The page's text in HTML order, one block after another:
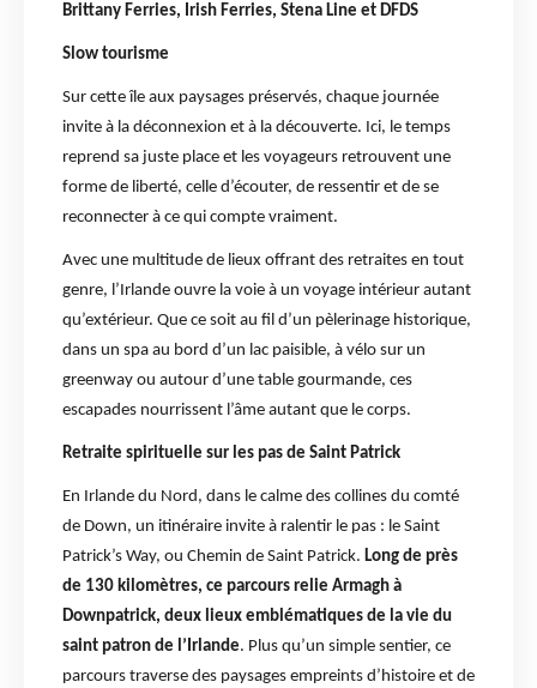
Brittany Ferries, Irish Ferries, Stena Line et DFDS
Slow tourisme
Sur cette île aux paysages préservés, chaque journée
invite à la déconnexion et à la découverte. Ici, le temps
reprend sa juste place et les voyageurs retrouvent une
forme de liberté, celle d’écouter, de ressentir et de se
reconnecter à ce qui compte vraiment.
Avec une multitude de lieux offrant des retraites en tout
genre, l’Irlande ouvre la voie à un voyage intérieur autant
qu’extérieur. Que ce soit au fil d’un pèlerinage historique,
dans un spa au bord d’un lac paisible, à vélo sur un
greenway ou autour d’une table gourmande, ces
escapades nourrissent l’âme autant que le corps.
Retraite spirituelle sur les pas de Saint Patrick
En Irlande du Nord, dans le calme des collines du comté
de Down, un itinéraire invite à ralentir le pas : le Saint
Patrick’s Way, ou Chemin de Saint Patrick. Long de près
de 130 kilomètres, ce parcours relie Armagh à
Downpatrick, deux lieux emblématiques de la vie du
saint patron de l’Irlande. Plus qu’un simple sentier, ce
parcours traverse des paysages empreints d’histoire et de